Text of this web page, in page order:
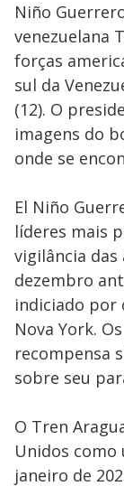
Niño
venezuelana
forças
sul da
(12). O
imagens do
onde se
El Niño
líderes mais
vigilância das
dezembro
indiciado por
Nova York.
recompensa
sobre seu
O Tren
Unidos
janeiro de